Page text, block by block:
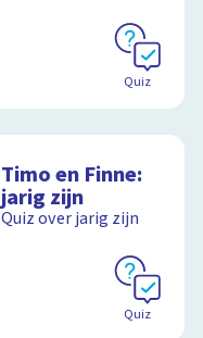
Quiz
Timo en Finne:
jarig zijn
Quiz over jarig zijn
Quiz